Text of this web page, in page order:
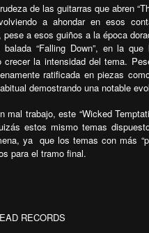
de las guitarras que abren
a ahondar en esos
a esos guiños a la época
“Falling Down”, en la
crecer la intensidad del tema.
ratificada en piezas
demostrando una notable
mal trabajo, este “Wicked
estos mismo temas
ya que los temas con más
para el tramo final.
RECORDS